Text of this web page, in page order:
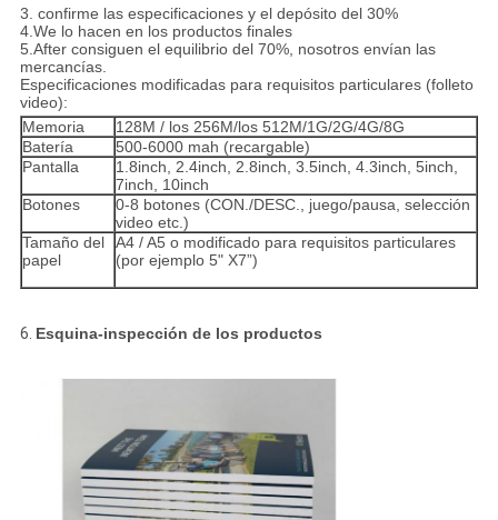
3. confirme las especificaciones y el depósito del 30%
4.We lo hacen en los productos finales
5.After consiguen el equilibrio del 70%, nosotros envían las
mercancías.
Especificaciones modificadas para requisitos particulares (folleto
video):
Memoria
128M / los 256M/los 512M/1G/2G/4G/8G
Batería
500-6000 mah (recargable)
Pantalla
1.8inch, 2.4inch, 2.8inch, 3.5inch, 4.3inch, 5inch,
7inch, 10inch
Botones
0-8 botones (CON./DESC., juego/pausa, selección
video etc.)
Tamaño del
papel
A4 / A5 o modificado para requisitos particulares
(por ejemplo 5" X7”)
6. Esquina-inspección de los productos